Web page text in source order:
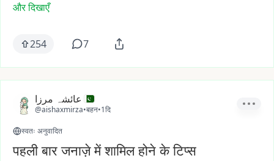
और दिखाएँ
254 7
عائشہ مرزا
@aishaxmirza•बहन•1दि
स्वतः अनुवादित
पहली बार जनाज़े में शामिल होने के टिप्स